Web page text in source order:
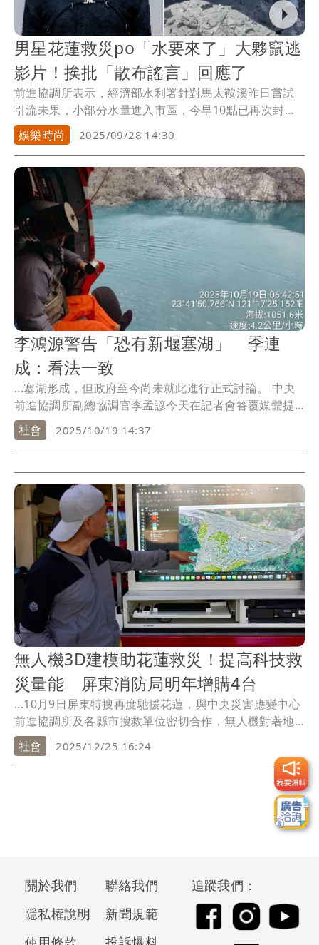
男星花蓮救災po「水要來了」大夥竄逃
影片！挨批「散布謠言」回應了
前進協調所表示，經濟部水利署針對馬太鞍溪昨日嘗試
引流未果，小部分水量進入市區，今早10點已再次封
堵。...
娛樂時尚 2025/09/28 14:30
李鴻源警告「恐有新堰塞湖」 季連
成：看法一致
...塞湖形成，但政府至今尚未就此進行正式討論。 中央
前進協調所副總協調官李孟諺今天在記者會答覆媒體提
問...
社會 2025/10/19 14:37
無人機3D建模助花蓮救災！提高科技救
災量能 屏東消防局明年增購4台
...10月9日屏東特搜再度馳援花蓮，與中央災害應變中心
前進協調所及各縣市搜救單位密切合作，無人機對著地
面...
社會 2025/12/25 16:24
關於我們
聯絡我們
隱私權說明
新聞規範
追蹤我們：